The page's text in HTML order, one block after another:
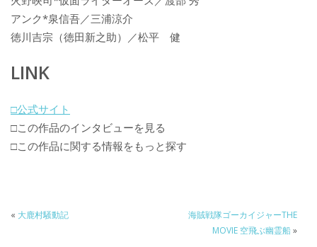
アンク*泉信吾／三浦涼介
徳川吉宗（徳田新之助）／松平 健
LINK
□公式サイト
□この作品のインタビューを見る
□この作品に関する情報をもっと探す
« 大鹿村騒動記
海賊戦隊ゴーカイジャーTHE
MOVIE 空飛ぶ幽霊船»